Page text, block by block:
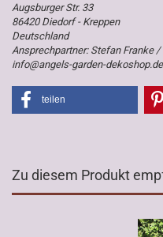
Augsburger Str. 33
86420 Diedorf - Kreppen
Deutschland
Ansprechpartner: Stefan Franke /
info@angels-garden-dekoshop.de
teilen
Zu diesem Produkt